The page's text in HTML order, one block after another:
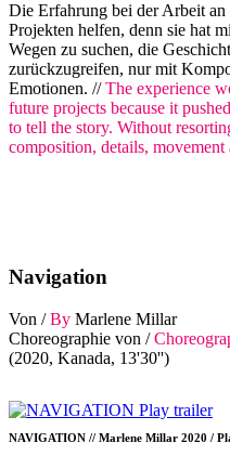
Die Erfahrung bei der Arbeit
Projekten helfen, denn sie hat
Wegen zu suchen, die
zurückzugreifen, nur mit
Emotionen. //The experience
future projects because it
to tell the story. Without
composition, details, movement
Navigation
Von /By Marlene Millar
Choreographie von /
(2020, Kanada, 13'30'')
NAVIGATION // Marlene Millar 2020 /